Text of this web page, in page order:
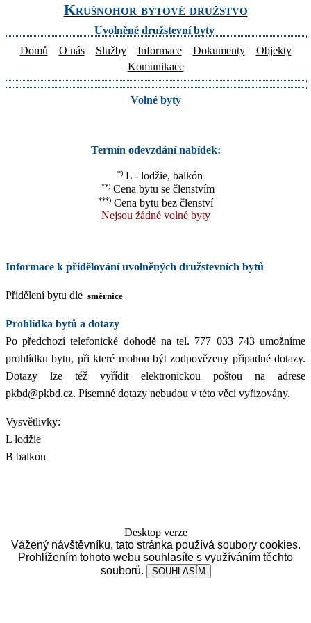
Krušnohor bytové družstvo
Uvolněné družstevní byty
Domů
O nás Služby Informace Dokumenty
Objekty
Komunikace
Volné byty
Termín odevzdání nabídek:
*)L - lodžie, balkón
**)Cena bytu se členstvím
***)Cena bytu bez členství
Nejsou žádné volné byty
Informace k přidělování uvolněných družstevních bytů
Přidělení bytu dle směrnice
Prohlídka bytů a dotazy
Po předchozí telefonické dohodě na tel. 777 033 743 umožníme
prohlídku bytu, při které mohou být zodpovězeny případné dotazy.
Dotazy lze též vyřídit elektronickou poštou na adrese
pkbd@pkbd.cz. Písemné dotazy nebudou v této věci vyřizovány.
Vysvětlivky:
L lodžie
B balkon
Desktop verze
Vážený návštěvníku, tato stránka používá soubory cookies.
Prohlížením tohoto webu souhlasíte s využíváním těchto
souborů.
SOUHLASÍM